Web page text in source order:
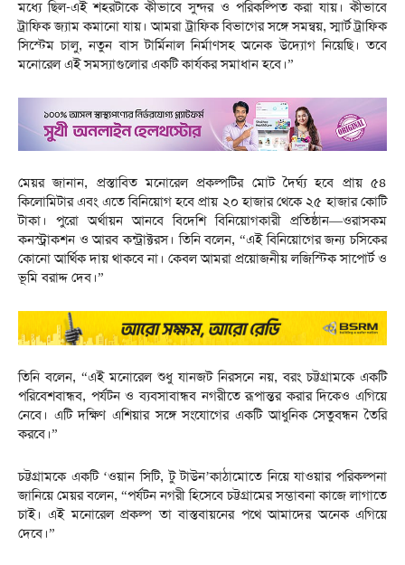
মধ্যে ছিল-এই শহরটাকে কীভাবে সুন্দর ও পরিকল্পিত করা যায়। কীভাবে
ট্রাফিক জ্যাম কমানো যায়। আমরা ট্রাফিক বিভাগের সঙ্গে সমন্বয়, স্মার্ট ট্রাফিক
সিস্টেম চালু, নতুন বাস টার্মিনাল নির্মাণসহ অনেক উদ্যোগ নিয়েছি। তবে
মনোরেল এই সমস্যাগুলোর একটি কার্যকর সমাধান হবে।”
মেয়র জানান, প্রস্তাবিত মনোরেল প্রকল্পটির মোট দৈর্ঘ্য হবে প্রায় ৫৪
কিলোমিটার এবং এতে বিনিয়োগ হবে প্রায় ২০ হাজার থেকে ২৫ হাজার কোটি
টাকা। পুরো অর্থায়ন আনবে বিদেশি বিনিয়োগকারী প্রতিষ্ঠান—ওরাসকম
কনস্ট্রাকশন ও আরব কন্ট্রাক্টরস। তিনি বলেন, “এই বিনিয়োগের জন্য চসিকের
কোনো আর্থিক দায় থাকবে না। কেবল আমরা প্রয়োজনীয় লজিস্টিক সাপোর্ট ও
ভূমি বরাদ্দ দেব।”
তিনি বলেন, “এই মনোরেল শুধু যানজট নিরসনে নয়, বরং চট্টগ্রামকে একটি
পরিবেশবান্ধব, পর্যটন ও ব্যবসাবান্ধব নগরীতে রূপান্তর করার দিকেও এগিয়ে
নেবে। এটি দক্ষিণ এশিয়ার সঙ্গে সংযোগের একটি আধুনিক সেতুবন্ধন তৈরি
করবে।”
চট্টগ্রামকে একটি ‘ওয়ান সিটি, টু টাউন’কাঠামোতে নিয়ে যাওয়ার পরিকল্পনা
জানিয়ে মেয়র বলেন, “পর্যটন নগরী হিসেবে চট্টগ্রামের সম্ভাবনা কাজে লাগাতে
চাই। এই মনোরেল প্রকল্প তা বাস্তবায়নের পথে আমাদের অনেক এগিয়ে
দেবে।”